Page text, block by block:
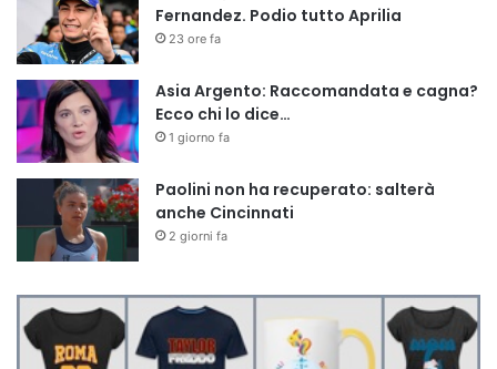
Fernandez. Podio tutto Aprilia
23 ore fa
Asia Argento: Raccomandata e cagna?
Ecco chi lo dice…
1 giorno fa
Paolini non ha recuperato: salterà
anche Cincinnati
2 giorni fa